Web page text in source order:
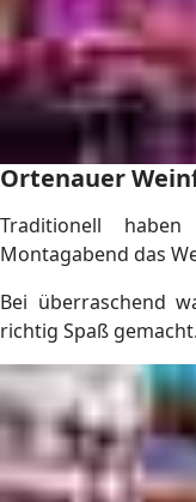
Ortenauer
Traditionell
Montagabend das
Bei überraschend
richtig Spaß gemacht.